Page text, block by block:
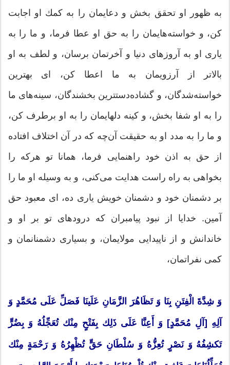
به ظهور او تحقق بخش و دعایمان را به كمك او اجابت
كن، و خواسته‌هایمان را به حق او عطا فرما، و ما را به
یاری او به آروزهای دنیا و آخرتمان برسان، و لطف به او
بالاتر از آرزویمان به ما اعطا كن، ای بهترین
خواسته‌شدگان، و گشاده‌دستترین بخشندگان، سینه‌های ما
را به او شفا بخش، و كینه دلهایمان را به او برطرف كن،
و ما را به مدد او به حقیقت آن‌چه كه در آن اختلاف افتاده
از حق به اذن خود راهنمایی فرما، همانا تو هركه را
بخواهی به راه راست هدایت می‌كنی، و به وسیله او ما را
بر دشمنان خود و دشمنان خویش یاری ده، ای معبود حق
آمین. خدایا از نبود پیامبران كه درودهای تو بر او و
خاندانش و از ناپیدایی مولایمان، و بسیاری دشمنانمان و
كمی نفراتمان،
وَ شِدَّةَ الْفِتَنِ بِنَا وَ تَظَاهُرَ الزَّمَانِ عَلَینَا فَصَلِّ عَلَی مُحَمَّدٍ وَ
آلِهِ [آلِ مُحَمَّدٍ] وَ أَعِنَّا عَلَی ذَلِك بِفَتْحٍ مِنْك تُعَجِّلُهُ وَ بِضُرٍّ
تَكشِفُهُ وَ نَصْرٍ تُعِزُّهُ وَ سُلْطَانِ حَقٍّ تُظْهِرُهُ وَ رَحْمَةٍ مِنْك